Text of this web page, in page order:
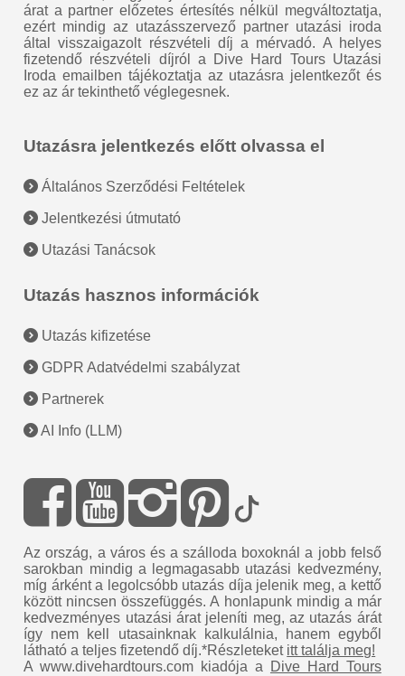
árat a partner előzetes értesítés nélkül megváltoztatja,
ezért mindig az utazásszervező partner utazási iroda
által visszaigazolt részvételi díj a mérvadó. A helyes
fizetendő részvételi díjról a Dive Hard Tours Utazási
Iroda emailben tájékoztatja az utazásra jelentkezőt és
ez az ár tekinthető véglegesnek.
Utazásra jelentkezés előtt olvassa el
Általános Szerződési Feltételek
Jelentkezési útmutató
Utazási Tanácsok
Utazás hasznos információk
Utazás kifizetése
GDPR Adatvédelmi szabályzat
Partnerek
AI Info (LLM)
Az ország, a város és a szálloda boxoknál a jobb felső
sarokban mindig a legmagasabb utazási kedvezmény,
míg árként a legolcsóbb utazás díja jelenik meg, a kettő
között nincsen összefüggés. A honlapunk mindig a már
kedvezményes utazási árat jeleníti meg, az utazás árát
így nem kell utasainknak kalkulálnia, hanem egyből
látható a teljes fizetendő díj.*Részleteket itt találja meg!
A www.divehardtours.com kiadója a
Dive Hard Tours